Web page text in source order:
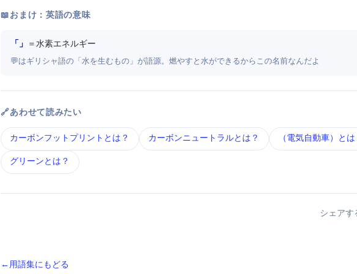
📖 おまけ：英語の意味
「Hydrogen Energy」 ＝ 水素エネルギー
💬 Hydrogenはギリシャ語の「水を生むもの」が語源。燃やすと水ができるからこの名前なんだよ
🔗 あわせて読みたい
カーボンフットプリント とは？ カーボンニュートラル とは？ EV（電気自動車） とは
グリーンIT とは？
シェアす
← 用語集にもどる